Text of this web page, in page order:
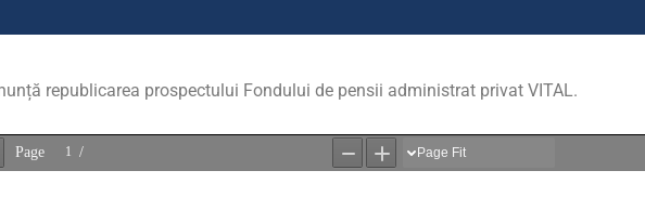
republicarea prospectului Fondului de pensii administrat privat VITAL.